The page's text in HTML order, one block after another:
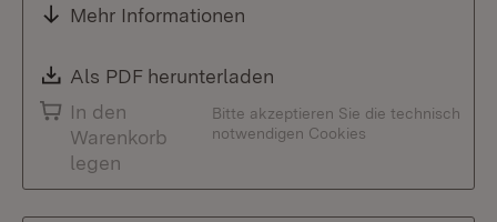
Mehr Informationen
Download:
Als PDF herunterladen
In den
Warenkorb
legen
Bitte akzeptieren Sie die technisch
notwendigen Cookies